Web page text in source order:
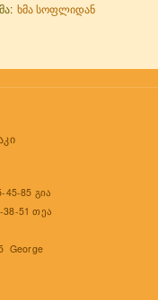
ხმა სოფლიდან
85 გია
51 თეა
George